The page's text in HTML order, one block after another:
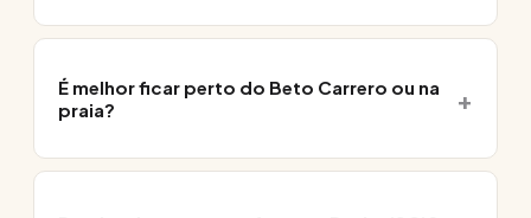
É melhor ficar perto do Beto Carrero ou na
praia?